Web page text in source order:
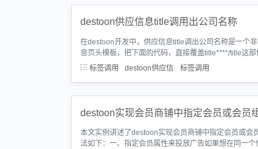
destoon供应信息title调用出公司名称
在destoon开发中，供应信息title调出公司名称是一个
息页头模板，把下面的代码，直接覆盖title****/title这
标签调用
destoon供应信 标签调用
destoon实现会员商铺中指定会员或会员
本文实例讲述了destoon实现会员商铺中指定会员或
法如下：一、指定会员属性来投放广告如果想在同一